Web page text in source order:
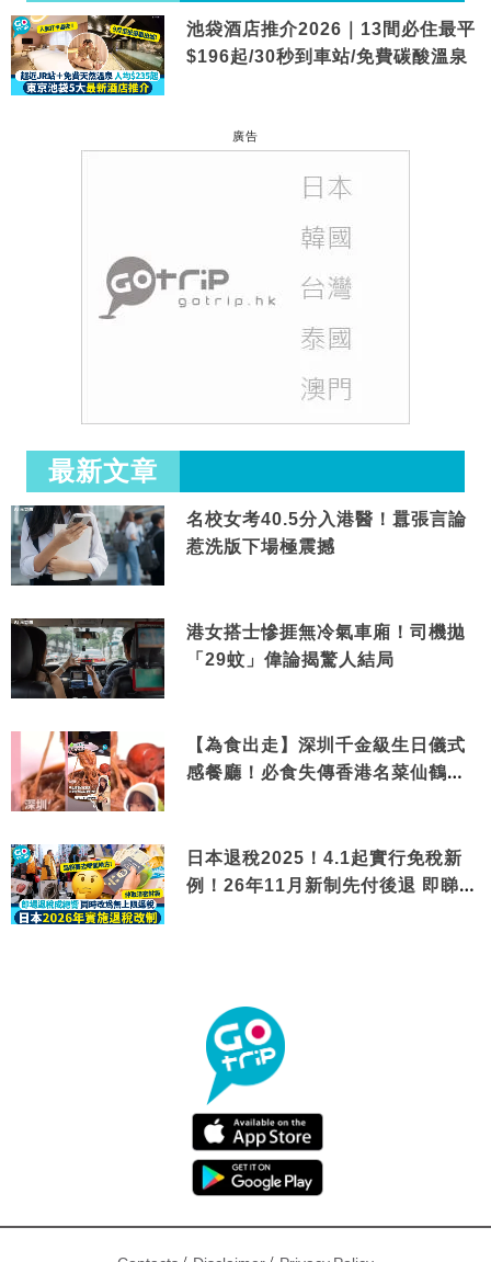
池袋酒店推介2026｜13間必住最平
$196起/30秒到車站/免費碳酸溫泉
廣告
最新文章
名校女考40.5分入港醫！囂張言論
惹洗版下場極震撼
港女搭士慘捱無冷氣車廂！司機拋
「29蚊」偉論揭驚人結局
【為食出走】深圳千金級生日儀式
感餐廳！必食失傳香港名菜仙鶴神
日本退稅2025！4.1起實行免稅新
例！26年11月新制先付後退 即睇步